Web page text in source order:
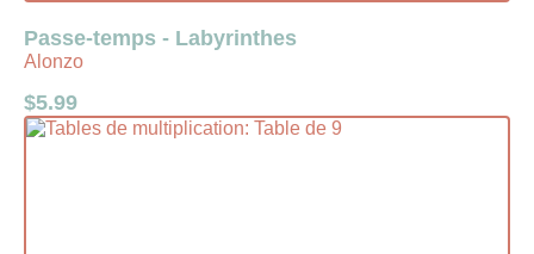
Passe-temps - Labyrinthes
Alonzo
$5.99